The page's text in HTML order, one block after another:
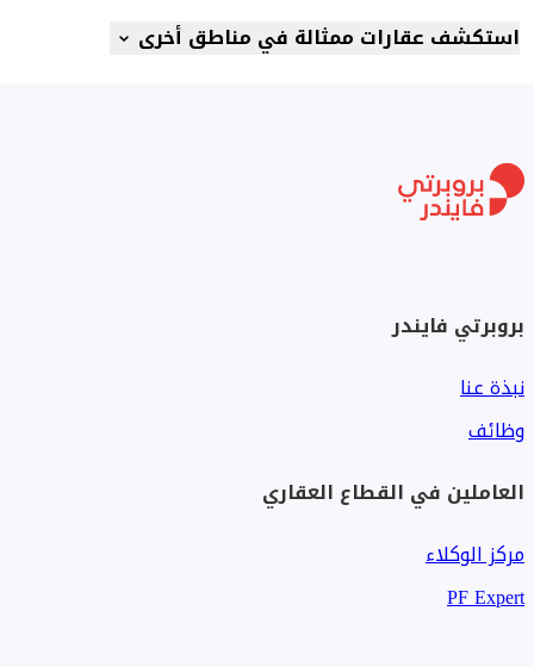
استكشف عقارات ممثالة في مناطق أخرى
بروبرتي فايندر
نبذة عنا
وظائف
العاملين في القطاع العقاري
مركز الوكلاء
PF Expert